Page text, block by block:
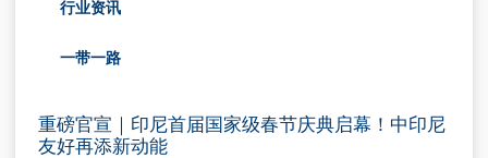
行业资讯
一带一路
重磅官宣｜印尼首届国家级春节庆典启幕！中印尼
友好再添新动能